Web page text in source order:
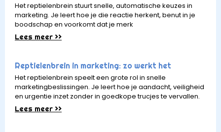
Het reptielenbrein stuurt snelle, automatische keuzes in
marketing. Je leert hoe je die reactie herkent, benut in je
boodschap en voorkomt dat je merk
Lees meer >>
Reptielenbrein in marketing: zo werkt het
Het reptielenbrein speelt een grote rol in snelle
marketingbeslissingen. Je leert hoe je aandacht, veiligheid
en urgentie inzet zonder in goedkope trucjes te vervallen.
Lees meer >>